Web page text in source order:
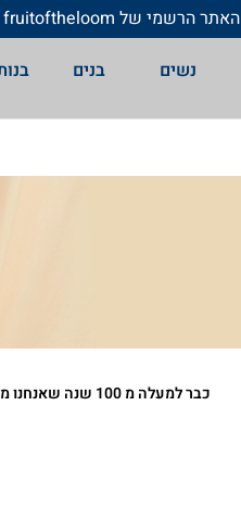
האתר הרשמי של fruitoftheloom ישראל
נשים בנים
כבר למעלה מ 100
ושמירה על איכות הסביבה.